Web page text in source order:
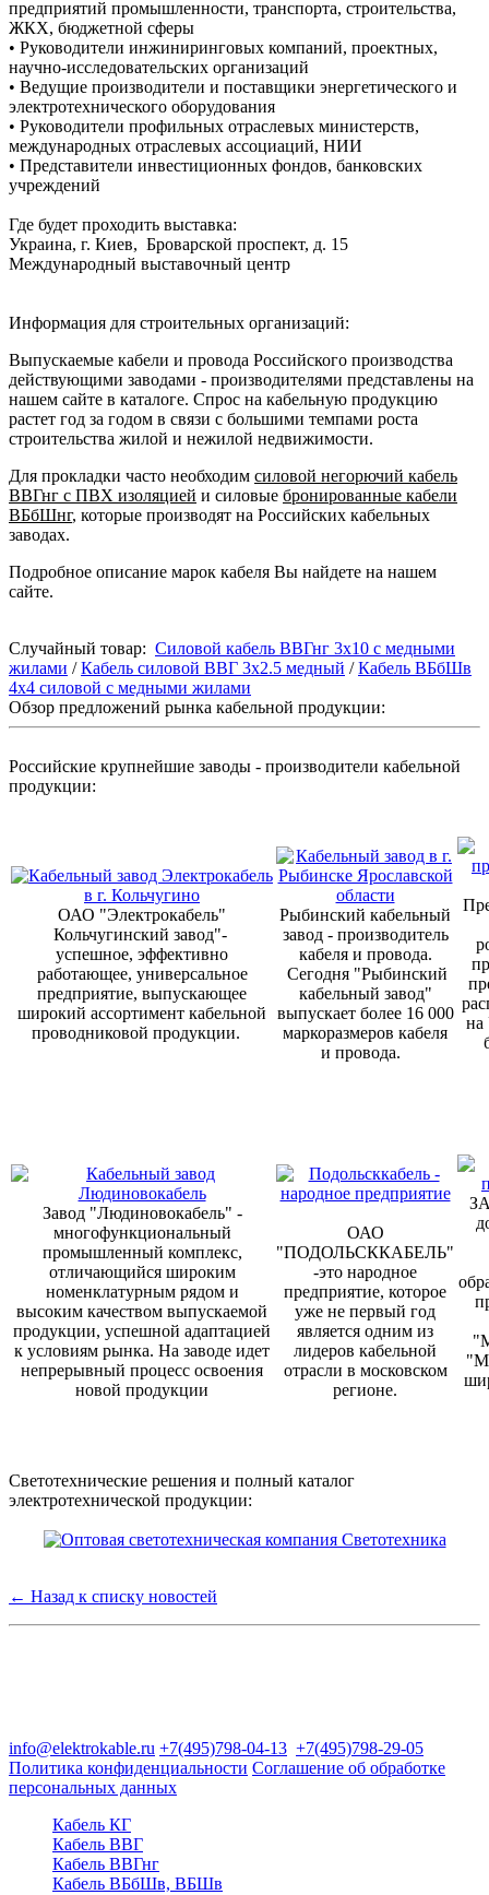
предприятий промышленности, транспорта, строительства,
ЖКХ, бюджетной сферы
• Руководители инжиниринговых компаний, проектных,
научно-исследовательских организаций
• Ведущие производители и поставщики энергетического и
электротехнического оборудования
• Руководители профильных отраслевых министерств,
международных отраслевых ассоциаций, НИИ
• Представители инвестиционных фондов, банковских
учреждений
Где будет проходить выставка:
Украина, г. Киев, Броварской проспект, д. 15
Международный выставочный центр
Информация для строительных организаций:
Выпускаемые кабели и провода Российского производства
действующими заводами - производителями представлены на
нашем сайте в каталоге. Спрос на кабельную продукцию
растет год за годом в связи с большими темпами роста
строительства жилой и нежилой недвижимости.
Для прокладки часто необходим силовой негорючий кабель
ВВГнг с ПВХ изоляцией и силовые бронированные кабели
ВБбШнг, которые производят на Российских кабельных
заводах.
Подробное описание марок кабеля Вы найдете на нашем
сайте.
Случайный товар: Силовой кабель ВВГнг 3х10 с медными
жилами /Кабель силовой ВВГ 3х2.5 медный /Кабель ВБбШв
4х4 силовой с медными жилами
Обзор предложений рынка кабельной продукции:
Российские крупнейшие заводы - производители кабельной
продукции:
ОАО "Электрокабель"
Кольчугинский завод"-
успешное, эффективно
работающее, универсальное
предприятие, выпускающее
широкий ассортимент кабельной
проводниковой продукции.
Рыбинский кабельный
завод - производитель
кабеля и провода.
Сегодня "Рыбинский
кабельный завод"
выпускает более 16 000
маркоразмеров кабеля
и провода.
на
Завод "Людиновокабель" -
многофункциональный
промышленный комплекс,
отличающийся широким
номенклатурным рядом и
высоким качеством выпускаемой
продукции, успешной адаптацией
к условиям рынка. На заводе идет
непрерывный процесс освоения
новой продукции
ОАО
"ПОДОЛЬСККАБЕЛЬ"
-это народное
предприятие, которое
уже не первый год
является одним из
лидеров кабельной
отрасли в московском
регионе.
Светотехнические решения и полный каталог
электротехнической продукции:
← Назад к списку новостей
info@elektrokable.ru +7(495)798-04-13 +7(495)798-29-05
Политика конфиденциальности Соглашение об обработке
персональных данных
Кабель КГ
Кабель ВВГ
Кабель ВВГнг
Кабель ВБбШв, ВБШв